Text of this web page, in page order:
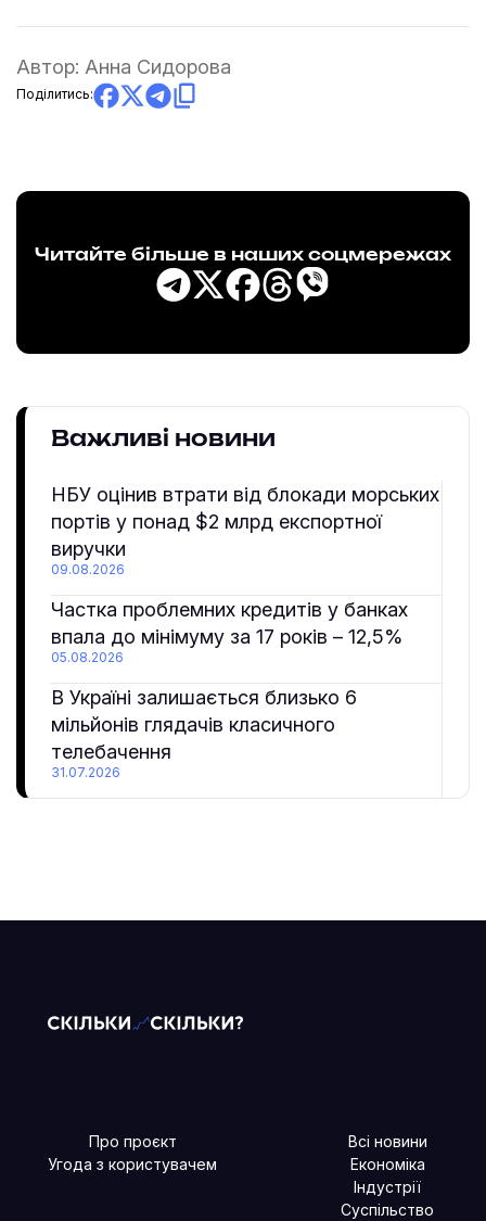
Автор: Анна Сидорова
Поділитись:
Читайте більше в наших соцмережах
Важливі новини
НБУ оцінив втрати від блокади морських
портів у понад $2 млрд експортної
виручки
09.08.2026
Частка проблемних кредитів у банках
впала до мінімуму за 17 років – 12,5%
05.08.2026
В Україні залишається близько 6
мільйонів глядачів класичного
телебачення
31.07.2026
Про проєкт
Угода з користувачем
Всі новини
Економіка
Індустрії
Суспільство